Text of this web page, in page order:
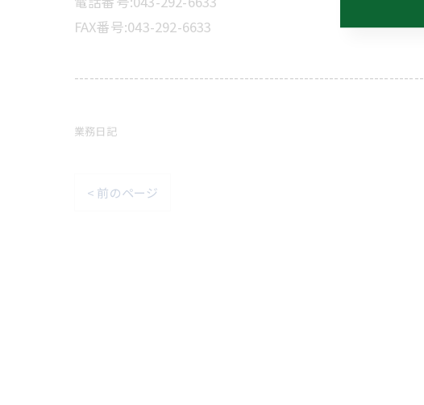
FAX番号:043-292-6633
----------------------------------------------------------------------
業務日記
< 前のページ